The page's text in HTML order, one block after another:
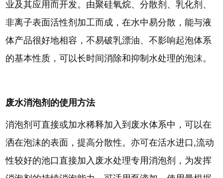
业及其应用而开发。由聚硅氧烷、分散剂、乳化剂、
非离子表面活性剂加工而成，在水中易分散，能与液
体产品很好地相容，不易破乳漂油、不影响起泡体系
的基本性质，可以长时间消除和抑制水处理的泡沫。
废水消泡剂的使用方法
消泡剂可直接或加水稀释加入到废水体系中，可以在
洒在泡沫的表面，提高分散性。亦可在活水进口,流动
性较好的池口直接加入废水处理专用消泡剂，为发挥